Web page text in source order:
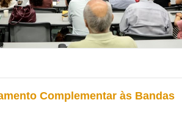
exemplo maior do contributo que a
enquanto região de conhecimento e
Complementar às Bandas